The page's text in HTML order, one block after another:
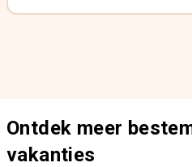
Ontdek meer
vakanties